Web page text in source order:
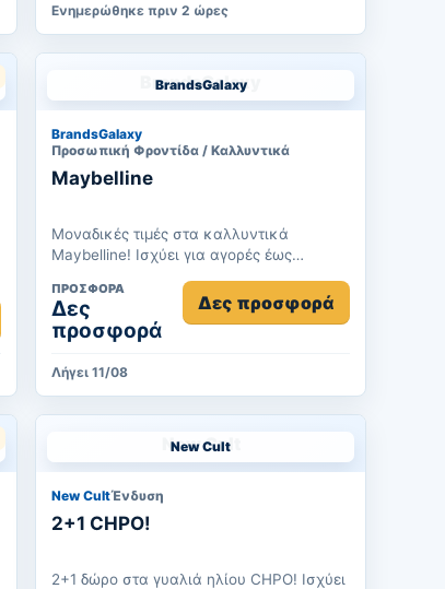
Ενημερώθηκε πριν 2 ώρες
BrandsGalaxy
BrandsGalaxy
Προσωπική Φροντίδα / Καλλυντικά
Maybelline
Μοναδικές τιμές στα καλλυντικά
Maybelline! Ισχύει για αγορές έως
ΠΡΟΣΦΟΡΆ
Δες
προσφορά
Δες προσφορά
Λήγει 11/08
New Cult
New CultΈνδυση
2+1 CHPO!
2+1 δώρο στα γυαλιά ηλίου CHPO! Ισχύει